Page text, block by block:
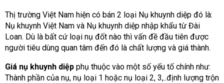
Thị trường Việt Nam hiện có bán 2 loại Nụ khuynh diệp đó là:
Nụ khuynh Việt Nam và Nụ khuynh diệp nhập khẩu từ Đài
Loan. Dù là bất cứ loại nụ đốt nào thì vấn đề đầu tiên được
người tiêu dùng quan tâm đến đó là chất lượng và giá thành.
Giá nụ khuynh diệp phụ thuộc vào một số yếu tố chính như:
Thành phần của nụ, nụ loại 1 hoặc nụ loại 2, 3,..định lượng trộn